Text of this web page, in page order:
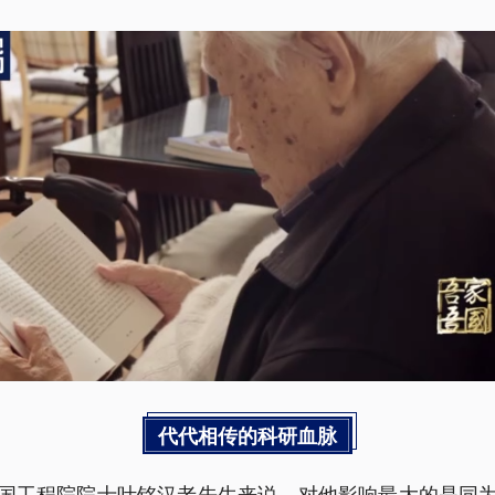
代代相传的科研血脉